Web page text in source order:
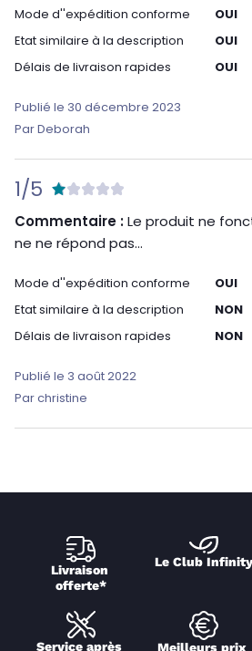
Mode d''expédition conforme
OUI
Etat similaire à la description
OUI
Délais de livraison rapides
OUI
Publié le 30 décembre 2023
Par Deborah
1/5
Commentaire :Le produit ne
ne ne répond pas...
Mode d''expédition conforme
OUI
Etat similaire à la description
NON
Délais de livraison rapides
NON
Publié le 3 août 2022
Par christine
Livraison
offerte*
Le Club Infinity
Service après
Meilleurs prix